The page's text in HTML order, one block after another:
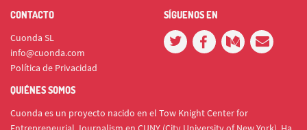
CONTACTO
Cuonda SL
info@cuonda.com
Política de Privacidad
SÍGUENOS EN
QUIÉNES SOMOS
Cuonda es un proyecto nacido en el Tow Knight Center for